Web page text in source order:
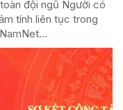
đội ngũ Người có
tính liên tục trong